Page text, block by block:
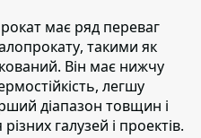
має ряд переваг
, такими як
Він має нижчу
легшу
діапазон товщин і
галузей і проектів.